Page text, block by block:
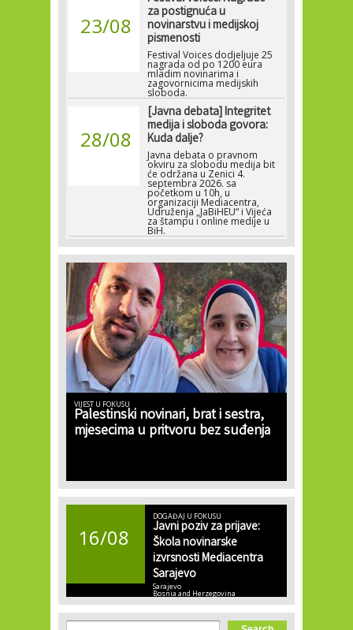
23/08 za postignuća u
novinarstvu i medijskoj
pismenosti
Festival Voices dodjeljuje 25
nagrada od po 1200 eura
mladim novinarima i
zagovornicima medijskih
sloboda.
28/08
[Javna debata] Integritet
medija i sloboda govora:
Kuda dalje?
Javna debata o pravnom
okviru za slobodu medija bit
će održana u Zenici 4.
septembra 2026. sa
početkom u 10h, u
organizaciji Mediacentra,
Udruženja „JaBiHEU“ i Vijeća
za štampu i online medije u
BiH.
VIJEST U FOKUSU
Palestinski novinari, brat i sestra,
mjesecima u pritvoru bez suđenja
16/08
DOGAĐAJ U FOKUSU
Javni poziv za prijave:
Škola novinarske
izvrsnosti Mediacentra
Sarajevo
Sarajevo
Bosnia and Herzegovina
Search